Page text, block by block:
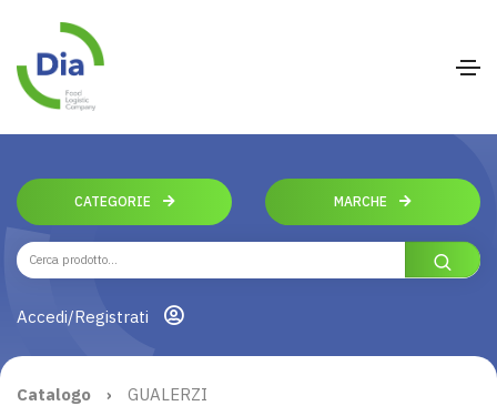
CATEGORIE MARCHE
Accedi/Registrati
Catalogo › GUALERZI